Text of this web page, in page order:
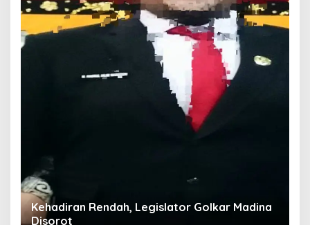
Kehadiran Rendah, Legislator Golkar Madina
Disorot